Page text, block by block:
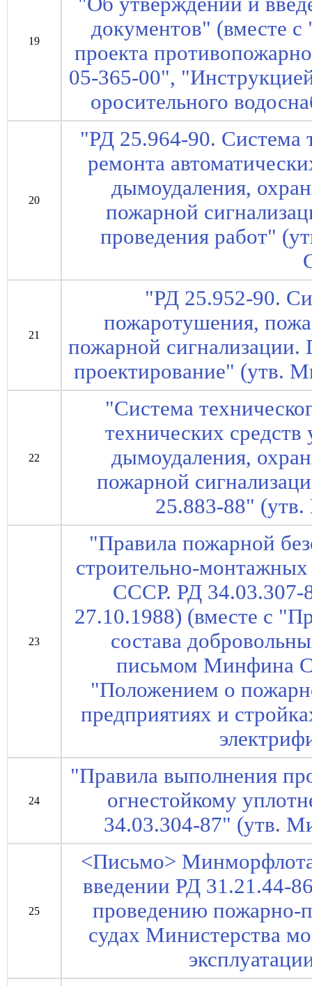
19
документов" (вместе с
проекта
05-365-00",
оросительного
20
"РД 25.964-90. Система
ремонта
дымоудаления,
пожарной
проведения работ"
21
"РД 25.952-90.
пожаротушения,
пожарной сигнализации.
проектирование" (утв.
22
"Система
технических
дымоудаления,
пожарной
25.883-88"
23
"Правила пожарной
строительно-
СССР. РД
27.10.1988) (вместе с
состава
письмом Минфина
"Положением о
предприятиях и
24
"Правила выполнения
огнестойкому
34.03.304-87" (утв.
25
<Письмо>
введении РД 31.21.44-
проведению пожарно-
судах Министерства